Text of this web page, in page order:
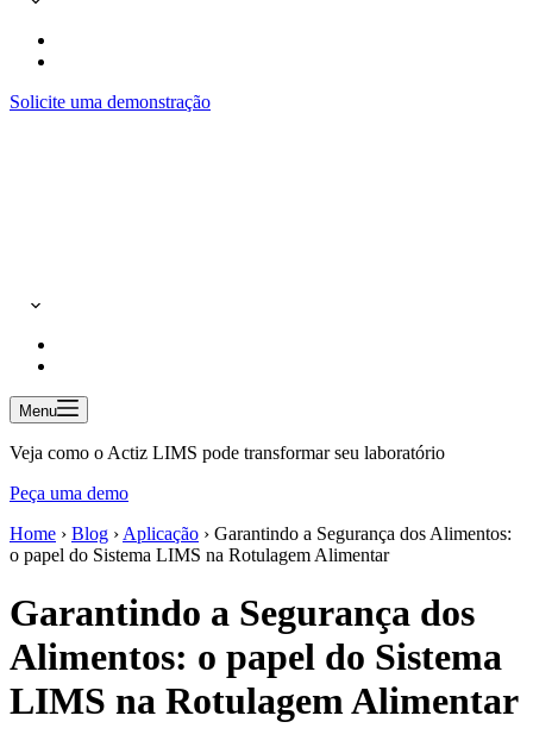
Solicite uma demonstração
Menu
Veja como o Actiz LIMS pode transformar seu laboratório
Peça uma demo
Home › Blog › Aplicação › Garantindo a Segurança dos Alimentos:
o papel do Sistema LIMS na Rotulagem Alimentar
Garantindo a Segurança dos
Alimentos: o papel do Sistema
LIMS na Rotulagem Alimentar